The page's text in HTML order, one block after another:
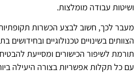
ושיטות עבודה מומלצות.
מעבר לכך, חשוב לבצע הכשרות
הצוותים בשינויים טכנולוגיים
תורמת לשיפור הכישורים ומסייעת
עם כל תקלות אפשריות בצורה היעילה